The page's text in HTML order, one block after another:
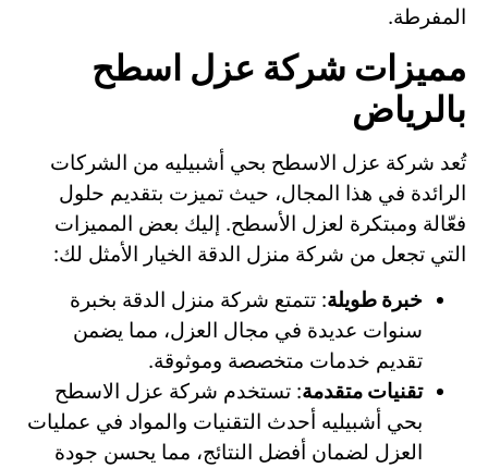
المفرطة.
مميزات شركة عزل اسطح
بالرياض
تُعد شركة عزل الاسطح بحي أشبيليه من الشركات
الرائدة في هذا المجال، حيث تميزت بتقديم حلول
فعّالة ومبتكرة لعزل الأسطح. إليك بعض المميزات
التي تجعل من شركة منزل الدقة الخيار الأمثل لك:
خبرة طويلة: تتمتع شركة منزل الدقة بخبرة
سنوات عديدة في مجال العزل، مما يضمن
تقديم خدمات متخصصة وموثوقة.
تقنيات متقدمة: تستخدم شركة عزل الاسطح
بحي أشبيليه أحدث التقنيات والمواد في عمليات
العزل لضمان أفضل النتائج، مما يحسن جودة